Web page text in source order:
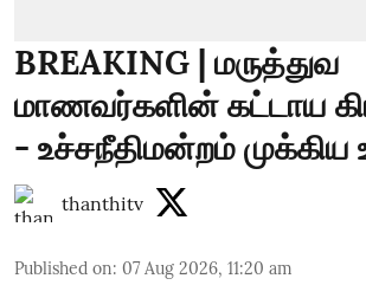
BREAKING | மருத்துவ
மாணவர்களின் கட்டாய
- உச்சநீதிமன்றம் முக்கிய
thanthitv
Published on: 07 Aug 2026, 11:20 am